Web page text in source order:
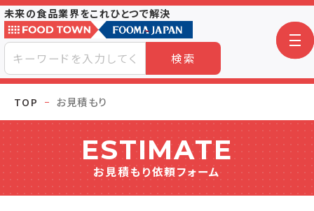
未来の食品業界をこれひとつで解決
検索
TOP お見積もり
ESTIMATE
お見積もり依頼フォーム